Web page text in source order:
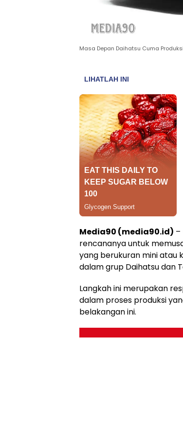
Masa Depan Daihatsu Cuma
Media90 (media90.id) –
rencananya untuk
yang berukuran mini atau
dalam grup Daihatsu dan
Langkah ini merupakan
dalam proses produksi
belakangan ini.